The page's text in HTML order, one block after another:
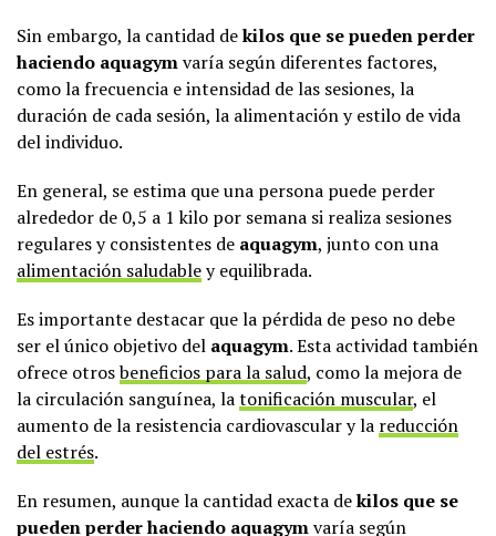
Sin embargo, la cantidad dekilos que se pueden perder
haciendo aquagymvaría según diferentes factores,
como la frecuencia e intensidad de las sesiones, la
duración de cada sesión, la alimentación y estilo de vida
del individuo.
En general, se estima que una persona puede perder
alrededor de 0,5 a 1 kilo por semana si realiza sesiones
regulares y consistentes de aquagym, junto con una
alimentación saludabley equilibrada.
Es importante destacar que la pérdida de peso no debe
ser el único objetivo del aquagym. Esta actividad también
ofrece otrosbeneficios para la salud, como la mejora de
la circulación sanguínea, latonificación muscular, el
aumento de la resistencia cardiovascular y la reducción
del estrés.
En resumen, aunque la cantidad exacta dekilos que se
pueden perder haciendo aquagymvaría según